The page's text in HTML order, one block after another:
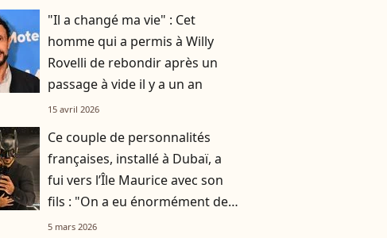
"Il a changé ma vie" : Cet
homme qui a permis à Willy
Rovelli de rebondir après un
passage à vide il y a un an
15 avril 2026
Ce couple de personnalités
françaises, installé à Dubaï, a
fui vers l’Île Maurice avec son
fils : "On a eu énormément de
chance"
5 mars 2026